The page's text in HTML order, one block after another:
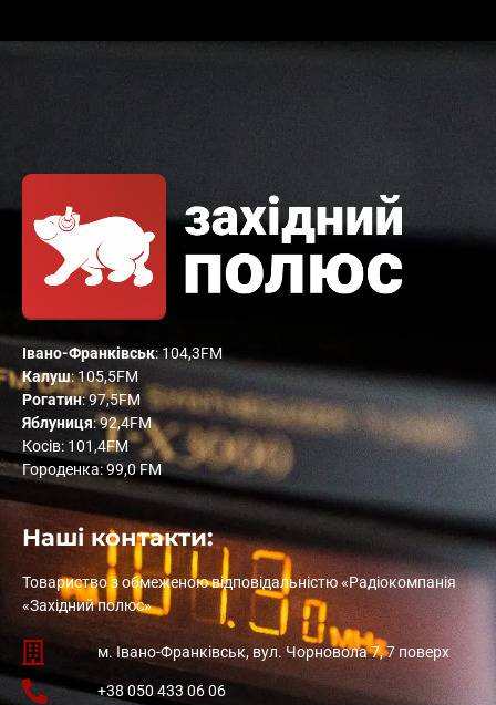
Івано-Франківськ: 104,3FM
Калуш: 105,5FM
Рогатин: 97,5FM
Яблуниця: 92,4FM
Косів: 101,4FM
Городенка: 99,0 FM
Наші контакти:
Товариство з обмеженою відповідальністю «Радіокомпанія
«Західний полюс»
м. Івано-Франківськ, вул. Чорновола 7, 7 поверх
+38 050 433 06 06